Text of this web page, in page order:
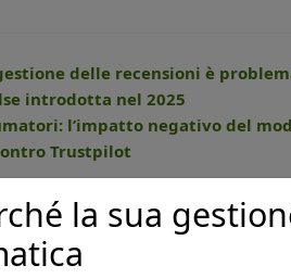
delle recensioni è
introdotta nel 2025
l’impatto negativo del
Trustpilot
la sua